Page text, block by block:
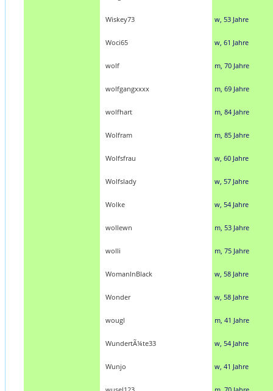
Wiskey73 w, 53 Jahre
Woci65 w, 61 Jahre
wolf m, 70 Jahre
wolfgangxxxx m, 69 Jahre
wolfhart m, 84 Jahre
Wolfram m, 85 Jahre
Wolfsfrau w, 60 Jahre
Wolfslady w, 57 Jahre
Wolke w, 54 Jahre
wollewn m, 53 Jahre
wolli m, 75 Jahre
WomanInBlack w, 58 Jahre
Wonder w, 58 Jahre
wougl m, 41 Jahre
WundertÃ¼te33 w, 54 Jahre
Wunjo w, 41 Jahre